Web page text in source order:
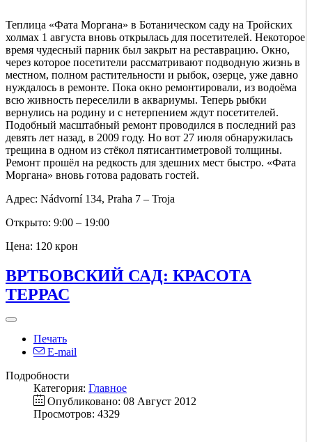
Теплица «Фата Моргана» в Ботаническом саду на Тройских
холмах 1 августа вновь открылась для посетителей. Некоторое
время чудесный парник был закрыт на реставрацию. Окно,
через которое посетители рассматривают подводную жизнь в
местном, полном растительности и рыбок, озерце, уже давно
нуждалось в ремонте. Пока окно ремонтировали, из водоёма
всю живность переселили в аквариумы. Теперь рыбки
вернулись на родину и с нетерпением ждут посетителей.
Подобный масштабный ремонт проводился в последний раз
девять лет назад, в 2009 году. Но вот 27 июля обнаружилась
трещина в одном из стёкол пятисантиметровой толщины.
Ремонт прошёл на редкость для здешних мест быстро. «Фата
Моргана» вновь готова радовать гостей.
Адрес: Nádvorní 134, Praha 7 – Troja
Открыто: 9:00 – 19:00
Цена: 120 крон
ВРТБОВСКИЙ САД: КРАСОТА
ТЕРРАС
Печать
E-mail
Подробности
Категория: Главное
Опубликовано: 08 Август 2012
Просмотров: 4329